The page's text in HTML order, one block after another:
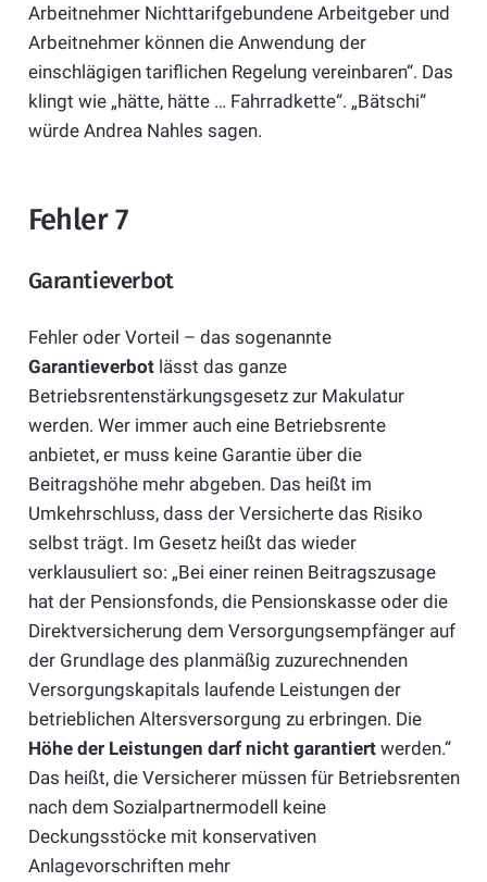
Arbeitnehmer Nichttarifgebundene Arbeitgeber und
Arbeitnehmer können die Anwendung der
einschlägigen tariflichen Regelung vereinbaren“. Das
klingt wie „hätte, hätte … Fahrradkette“. „Bätschi“
würde Andrea Nahles sagen.
Fehler 7
Garantieverbot
Fehler oder Vorteil – das sogenannte
Garantieverbotlässt das ganze
Betriebsrentenstärkungsgesetz zur Makulatur
werden. Wer immer auch eine Betriebsrente
anbietet, er muss keine Garantie über die
Beitragshöhe mehr abgeben. Das heißt im
Umkehrschluss, dass der Versicherte das Risiko
selbst trägt. Im Gesetz heißt das wieder
verklausuliert so: „Bei einer reinen Beitragszusage
hat der Pensionsfonds, die Pensionskasse oder die
Direktversicherung dem Versorgungsempfänger auf
der Grundlage des planmäßig zuzurechnenden
Versorgungskapitals laufende Leistungen der
betrieblichen Altersversorgung zu erbringen. Die
Höhe der Leistungen darf nicht garantiertwerden.“
Das heißt, die Versicherer müssen für Betriebsrenten
nach dem Sozialpartnermodell keine
Deckungsstöcke mit konservativen
Anlagevorschriften mehr